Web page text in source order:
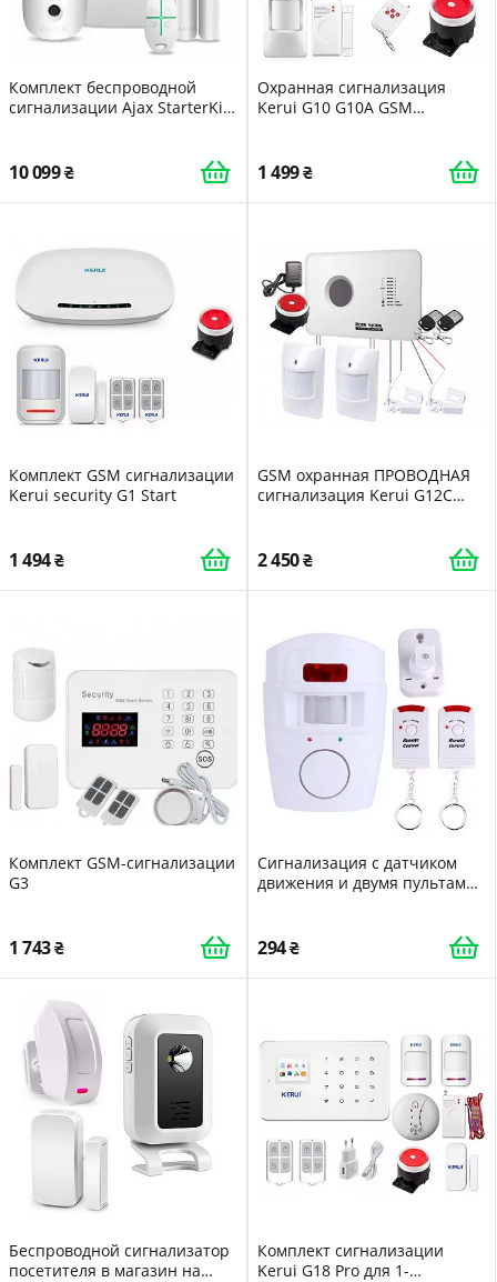
Комплект беспроводной
сигнализации Ajax StarterKit
ceControl
10 099
Охранная сигнализация
Kerui G10 G10A GSM
1 499
Комплект GSM сигнализации
Kerui security G1 Start
1 494
GSM охранная ПРОВОДНАЯ
сигнализация Kerui G12C
года
2 450
Комплект GSM-сигнализации
G3
1 743
Сигнализация с датчиком
движения и двумя пультами
294
Беспроводной сигнализатор
посетителя в магазин на
Комплект сигнализации
Kerui G18 Pro для 1-